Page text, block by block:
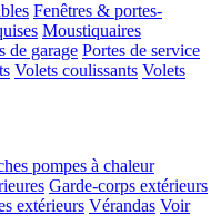
Fenêtres & portes-
Moustiquaires
de garage Portes de service
Volets coulissants Volets
pompes à chaleur
Garde-corps extérieurs
extérieurs Vérandas Voir